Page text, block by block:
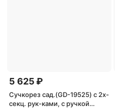
5 625 ₽
Сучкорез сад.(GD-19525) с 2х-
секц. рук-ками, с ручкой